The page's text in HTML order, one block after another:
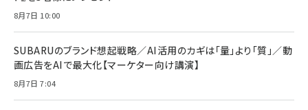
anan(アンアン)2026/07/08号 No.2502[2026
￥880
ママ投資家が育休中に１億貯めた株式投資
￥6,980
全ワイヤレスイヤホン/アクティブノイズキャンセリ
Anker PowerLine III Flow USB-C & USB-C
Pro/Air 各種対応 (1.8m ミッドナイトブラック)
￥1,890
8月7日 10:00
SUBARUのブランド想起戦略／AI活用のカギは「量」より「質」／動
画広告をAIで最大化【マーケター向け講演】
8月7日 7:04